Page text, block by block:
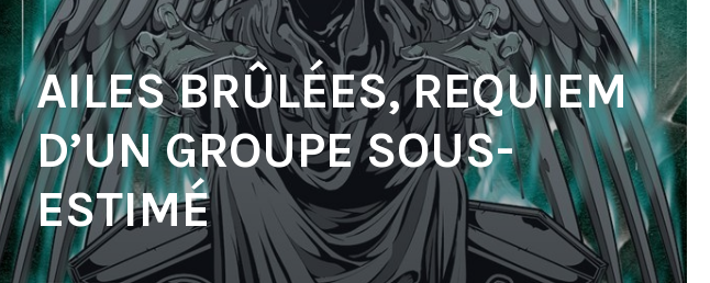
AILES BRÛLÉES, REQUIEM
D’UN GROUPE SOUS-
ESTIMÉ